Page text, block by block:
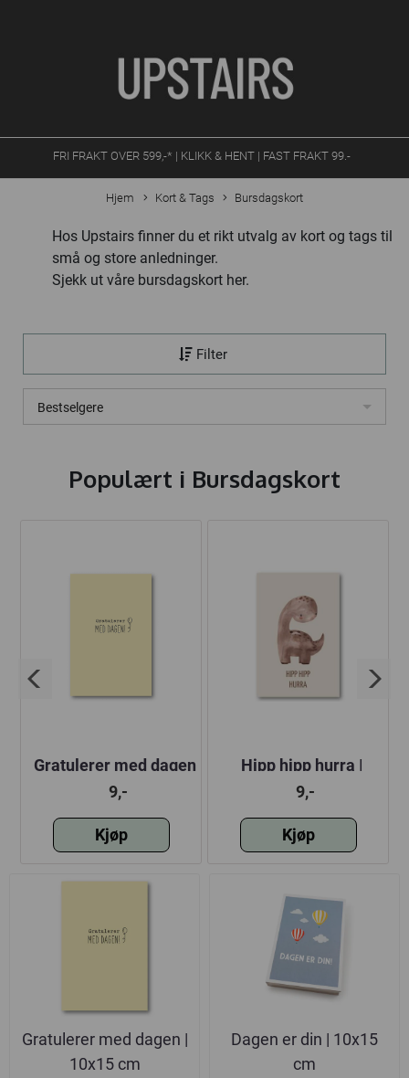
FRI FRAKT OVER 599,-* | KLIKK & HENT | FAST FRAKT 99.-
Hjem Kort & Tags Bursdagskort
Hos Upstairs finner du et rikt utvalg av kort og tags til
små og store anledninger.
Sjekk ut våre bursdagskort her.
Filter
Bestselgere
Populært i Bursdagskort
Gratulerer med dagen
| 10x15 cm
9,-
Kjøp
Hipp hipp hurra |
10x15 cm
9,-
Kjøp
Gratulerer med dagen |
10x15 cm
Dagen er din | 10x15
cm